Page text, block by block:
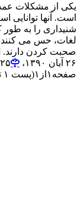
یکی از مشکلات
است. آنها توانایی
شنیداری را به طور
لغات، حس می کنند
صحبت کردن دارند.
۲۶ آبان ۱۳۹۰،‏ ۹:۲۵
صفحه ۱ از ۱(پست ۱ تا ۱)